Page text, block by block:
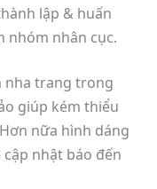
lập & huấn
nhóm nhân cục.
nha trang trong
giúp kém thiểu
nữa hình dáng
nhật báo đến